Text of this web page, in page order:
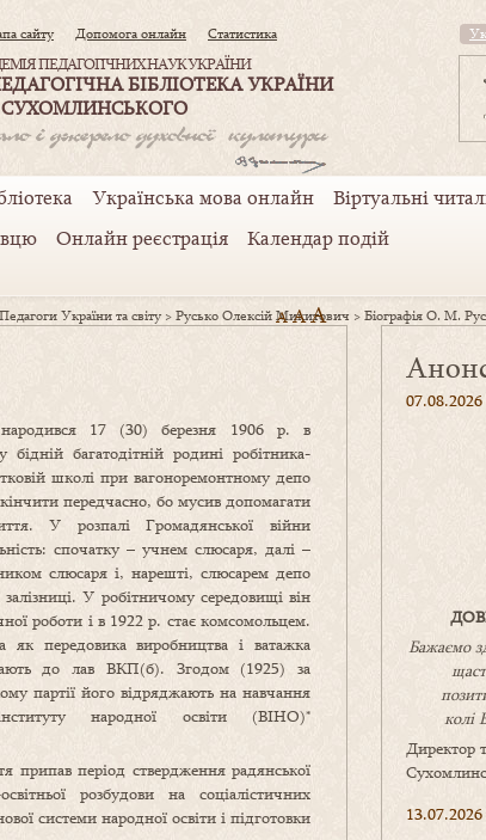
сайту Допомога онлайн Статистика
ПЕДАГОГІЧНИХ НАУК УКРАЇНИ
БІБЛІОТЕКА УКРАЇНИ
Українська мова онлайн Віртуальні
Онлайн реєстрація Календар подій
Педагоги України та світу >Русько Олексій Микитович >Біографія О. М.
A AA
17 (30) березня 1906 р. в
багатодітній родині робітника-
школі при вагоноремонтному депо
передчасно, бо мусив допомагати
У розпалі Громадянської війни
спочатку – учнем слюсаря, далі –
слюсаря і, нарешті, слюсарем депо
У робітничому середовищі він
роботи і в 1922 р. стає комсомольцем.
передовика виробництва і ватажка
до лав ВКП(б). Згодом (1925) за
партії його відряджають на навчання
народної освіти (ВІНО)*
припав період ствердження радянської
розбудови на соціалістичних
системи народної освіти і підготовки
07.08.2026
Бажаємо
колі
Директор
13.07.2026